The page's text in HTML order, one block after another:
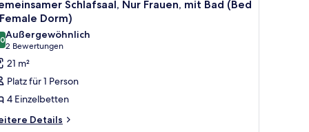
Schlafsaal, Nur Frauen, mit Bad (Bed
Dorm)
von 10
Außergewöhnlich
2 Bewertungen
(2
Bewertungen)
21 m²
Platz für 1 Person
4 Einzelbetten
Details